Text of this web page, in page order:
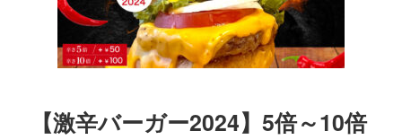
2023.08.09
日之出出版「Fine 2023年9月号」にて、テ
ディーズビガーバーガー原宿表参道店が
2023.08.02
【激辛バーガー2024】5倍～10倍